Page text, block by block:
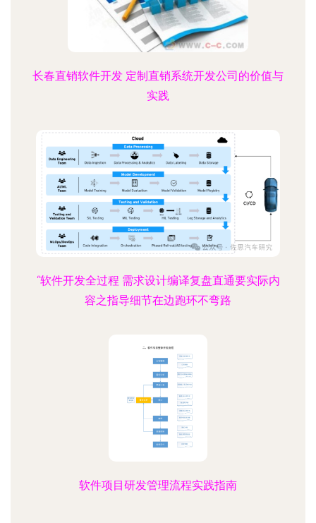
长春直销软件开发 定制直销系统开发公司的价值与
实践
“软件开发全过程 需求设计编译复盘直通要实际内
容之指导细节在边跑环不弯路
软件项目研发管理流程实践指南